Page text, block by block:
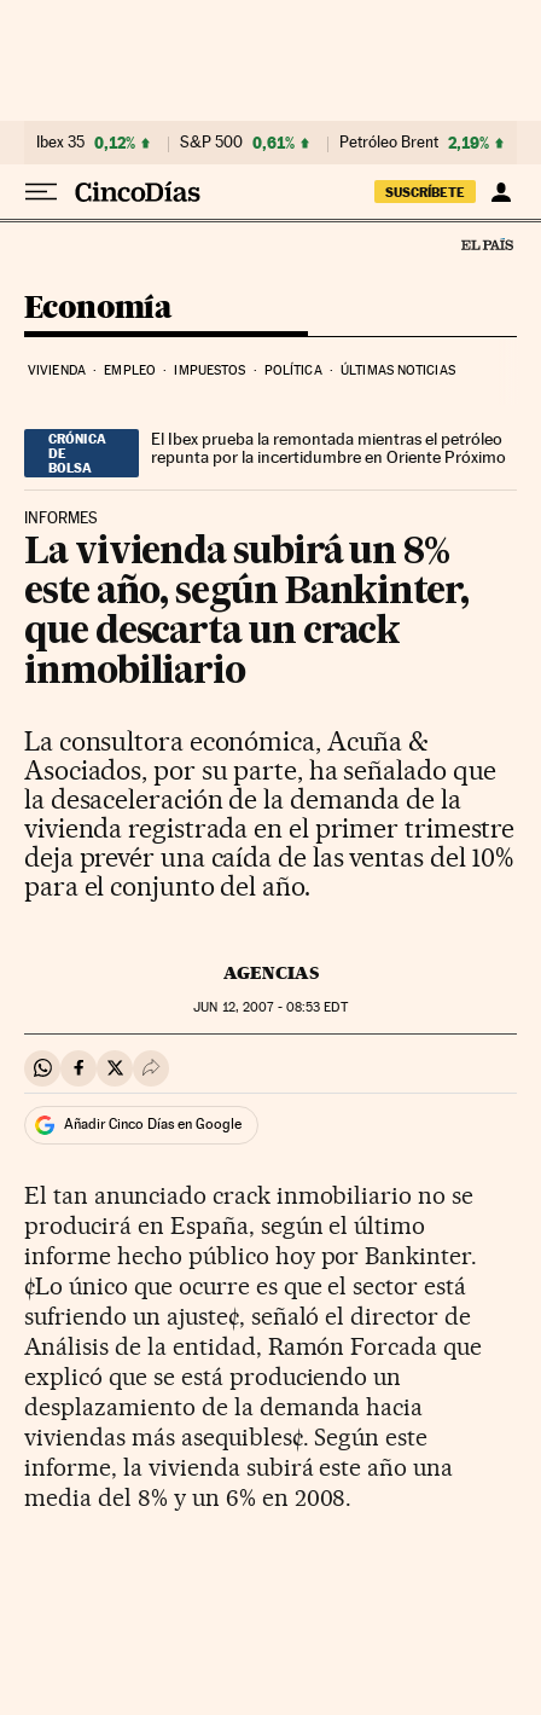
Ibex 35 0,12% S&P 500 0,61% Petróleo Brent 2,19%
SUSCRÍBETE
Economía
VIVIENDA EMPLEO IMPUESTOS POLÍTICA ÚLTIMAS NOTICIAS
CRÓNICA
DE
BOLSA
El Ibex prueba la remontada mientras el petróleo
repunta por la incertidumbre en Oriente Próximo
INFORMES
La vivienda subirá un 8%
este año, según Bankinter,
que descarta un crack
inmobiliario
La consultora económica, Acuña &
Asociados, por su parte, ha señalado que
la desaceleración de la demanda de la
vivienda registrada en el primer trimestre
deja prevér una caída de las ventas del 10%
para el conjunto del año.
AGENCIAS
JUN 12, 2007 - 08:53 EDT
Compartir en Whatsapp
Compartir en Facebook
Compartir en Twitter
Desplegar Redes Sociales
Añadir Cinco Días en Google
El tan anunciado crack inmobiliario no se
producirá en España, según el último
informe hecho público hoy por Bankinter.
¢Lo único que ocurre es que el sector está
sufriendo un ajuste¢, señaló el director de
Análisis de la entidad, Ramón Forcada que
explicó que se está produciendo un
desplazamiento de la demanda hacia
viviendas más asequibles¢. Según este
informe, la vivienda subirá este año una
media del 8% y un 6% en 2008.